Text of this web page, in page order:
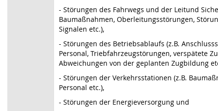
- Störungen des Fahrwegs und der Leitund
Baumaßnahmen, Oberleitungsstörungen,
Signalen etc.),
- Störungen des Betriebsablaufs (z.B.
Personal, Triebfahrzeugstörungen, verspätete
Abweichungen von der geplanten Zugbildung
- Störungen der Verkehrsstationen (z.B.
Personal etc.),
- Störungen der Energieversorgung und